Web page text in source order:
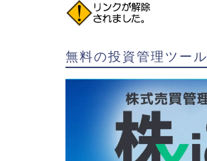
無料の投資管理ツール